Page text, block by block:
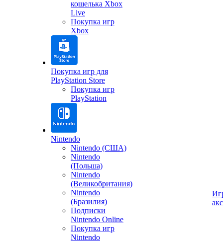
кошелька Xbox
Live
Покупка игр
Xbox
Покупка игр для
PlayStation Store
Покупка игр
PlayStation
Nintendo
Nintendo (США)
Nintendo
(Польша)
Nintendo
(Великобритания)
Nintendo
(Бразилия)
Подписки
Nintendo Online
Покупка игр
Nintendo